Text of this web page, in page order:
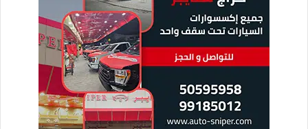
وأماكن في إفريقيا. ولم يضف رئيس فريق الحماية الملكي معلومات
كما وقد قابلت الملكة محاولات اغتيالها بثبات، لأنها شديدة الإيمان
آخر محاولة اغتيال تعرضت لها